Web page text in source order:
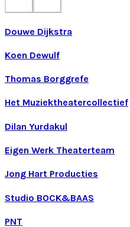
Douwe Dijkstra
Koen Dewulf
Thomas Borggrefe
Het Muziektheatercollectief
Dilan Yurdakul
Eigen Werk Theaterteam
Jong Hart Producties
Studio BOCK&BAAS
PNT